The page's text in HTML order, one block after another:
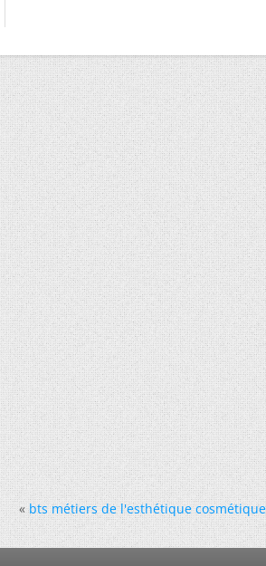
« bts métiers de l'esthétique